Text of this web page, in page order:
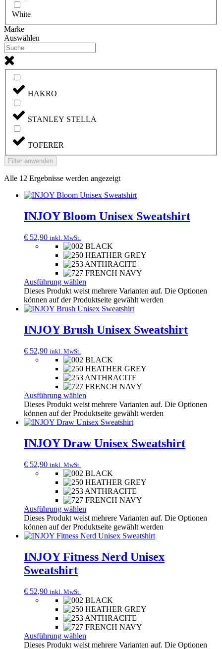
White
Marke
Auswählen
HAKRO
STANLEY STELLA
TOFERER
Filter anwenden
Alle 12 Ergebnisse werden angezeigt
INJOY Bloom Unisex Sweatshirt
€ 52,90 inkl. MwSt.
Ausführung wählen
Dieses Produkt weist mehrere Varianten auf. Die Optionen
können auf der Produktseite gewählt werden
INJOY Brush Unisex Sweatshirt
€ 52,90 inkl. MwSt.
Ausführung wählen
Dieses Produkt weist mehrere Varianten auf. Die Optionen
können auf der Produktseite gewählt werden
INJOY Draw Unisex Sweatshirt
€ 52,90 inkl. MwSt.
Ausführung wählen
Dieses Produkt weist mehrere Varianten auf. Die Optionen
können auf der Produktseite gewählt werden
INJOY Fitness Nerd Unisex
Sweatshirt
€ 52,90 inkl. MwSt.
Ausführung wählen
Dieses Produkt weist mehrere Varianten auf. Die Optionen